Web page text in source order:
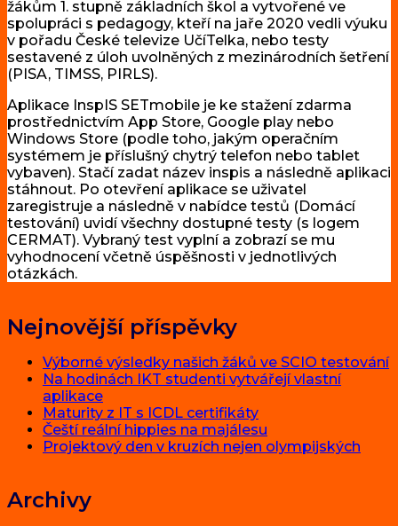
žákům 1. stupně základních škol a vytvořené ve
spolupráci s pedagogy, kteří na jaře 2020 vedli výuku
v pořadu České televize UčíTelka, nebo testy
sestavené z úloh uvolněných z mezinárodních šetření
(PISA, TIMSS, PIRLS).
Aplikace InspIS SETmobile je ke stažení zdarma
prostřednictvím App Store, Google play nebo
Windows Store (podle toho, jakým operačním
systémem je příslušný chytrý telefon nebo tablet
vybaven). Stačí zadat název inspis a následně aplikaci
stáhnout. Po otevření aplikace se uživatel
zaregistruje a následně v nabídce testů (Domácí
testování) uvidí všechny dostupné testy (s logem
CERMAT). Vybraný test vyplní a zobrazí se mu
vyhodnocení včetně úspěšnosti v jednotlivých
otázkách.
Nejnovější příspěvky
Výborné výsledky našich žáků ve SCIO testování
Na hodinách IKT studenti vytvářejí vlastní
aplikace
Maturity z IT s ICDL certifikáty
Čeští reální hippies na majálesu
Projektový den v kruzích nejen olympijských
Archivy